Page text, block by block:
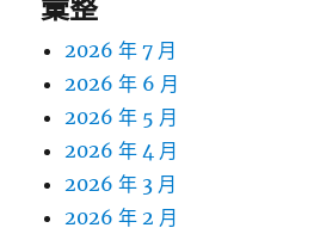
彙整
2026 年 7 月
2026 年 6 月
2026 年 5 月
2026 年 4 月
2026 年 3 月
2026 年 2 月